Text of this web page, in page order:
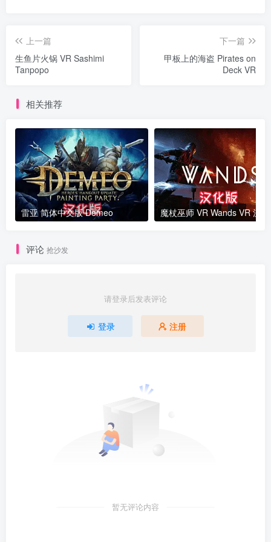
上一篇
生鱼片火锅 VR Sashimi
Tanpopo
下一篇
甲板上的海盗 Pirates on
Deck VR
相关推荐
雷亚 简体中文版 Demeo
评论 抢沙发
请登录后发表评论
登录 注册
暂无评论内容